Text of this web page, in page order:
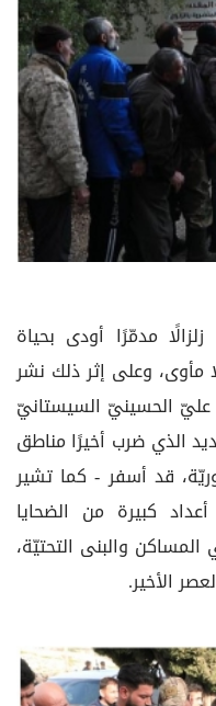
زلزالًا مدمّرًا أودى بحياة
مأوى، وعلى إثر ذلك نشر
عليّ الحسينيّ السيستانيّ
الذي ضرب أخيرًا مناطق
قد أسفر - كما تشير
كبيرة من الضحايا
والبنى التحتيّة،
الأخير.